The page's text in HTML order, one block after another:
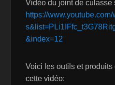
Vidéo du joint de culasse
https://
&index=12
Voici les outils et produits
cette vidéo: